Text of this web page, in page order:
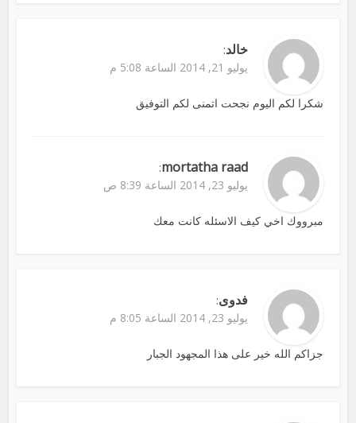
خالد:
يوليو 21, 2014 الساعة 5:08 م
شكرا لكم اليوم نجحت اتمنى لكم التوفيق
mortatha raad
:
يوليو 23, 2014 الساعة 8:39 ص
مبرووك اخي كيف الاسئله كانت معك
فدوى:
يوليو 23, 2014 الساعة 8:05 م
جزاكم الله خير على هذا المجهود الجبار